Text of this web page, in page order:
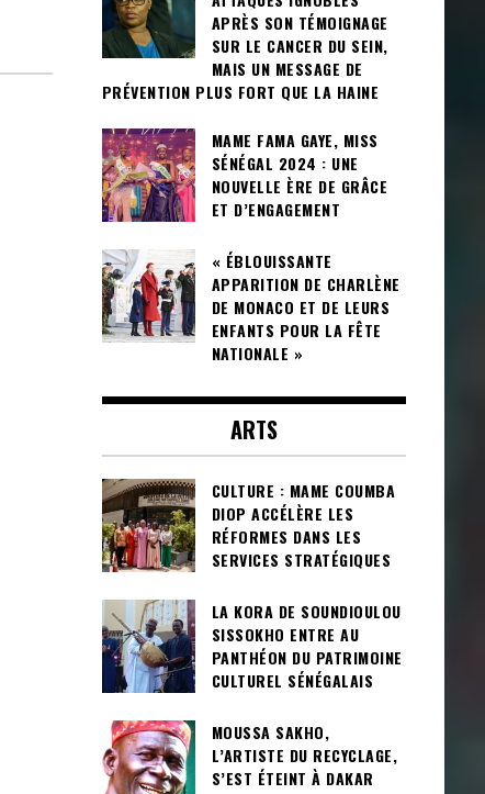
APRÈS SON TÉMOIGNAGE
SUR LE CANCER DU SEIN,
MAIS UN MESSAGE DE
PRÉVENTION PLUS FORT QUE LA HAINE
MAME FAMA GAYE, MISS
SÉNÉGAL 2024 : UNE
NOUVELLE ÈRE DE GRÂCE
ET D’ENGAGEMENT
« ÉBLOUISSANTE
APPARITION DE CHARLÈNE
DE MONACO ET DE LEURS
ENFANTS POUR LA FÊTE
NATIONALE »
ARTS
CULTURE : MAME COUMBA
DIOP ACCÉLÈRE LES
RÉFORMES DANS LES
SERVICES STRATÉGIQUES
LA KORA DE SOUNDIOULOU
SISSOKHO ENTRE AU
PANTHÉON DU PATRIMOINE
CULTUREL SÉNÉGALAIS
MOUSSA SAKHO,
L’ARTISTE DU RECYCLAGE,
S’EST ÉTEINT À DAKAR